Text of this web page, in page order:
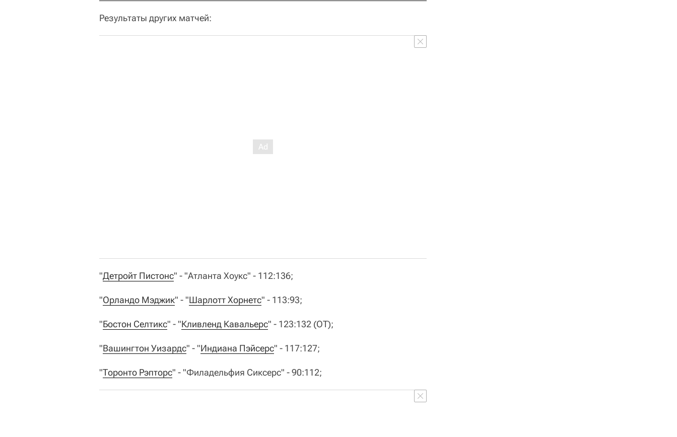
Результаты других матчей:
"Детройт Пистонс" - "Атланта Хоукс" - 112:136;
"Орландо Мэджик" - "Шарлотт Хорнетс" - 113:93;
"Бостон Селтикс" - "Кливленд Кавальерс" - 123:132 (ОТ);
"Вашингтон Уизардс" - "Индиана Пэйсерс" - 117:127;
"Торонто Рэпторс" - "Филадельфия Сиксерс" - 90:112;